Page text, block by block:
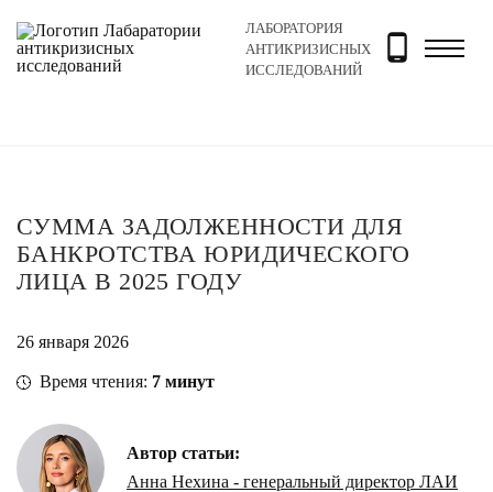
ЛАБОРАТОРИЯ
АНТИКРИЗИСНЫХ
ИССЛЕДОВАНИЙ
Главная Новости и блог Блог Сумма
СУММА ЗАДОЛЖЕННОСТИ ДЛЯ
БАНКРОТСТВА ЮРИДИЧЕСКОГО
ЛИЦА В 2025 ГОДУ
26 января 2026
Время чтения: 7 минут
Автор статьи:
Анна Нехина - генеральный директор ЛАИ